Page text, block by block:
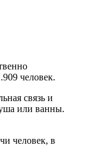
человек.
связь и
или ванны.
человек, в